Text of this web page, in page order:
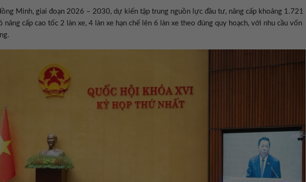
Minh, giai đoạn 2026 – 2030, dự kiến tập trung nguồn lực đầu tư, nâng cấp khoảng 1.721
nâng cấp cao tốc 2 làn xe, 4 làn xe hạn chế lên 6 làn xe theo đúng quy hoạch, với nhu cầu vốn